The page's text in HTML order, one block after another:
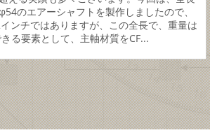
のエアーシャフトを製作しましたので、
ンチではありますが、この全長で、重量は
る要素として、主軸材質をCF...